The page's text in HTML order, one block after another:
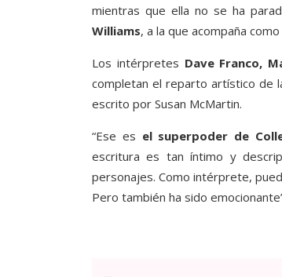
mientras que ella no se ha
Williams, a la que acompaña
Los intérpretes Dave Franco,
completan el reparto artístico de
escrito por Susan McMartin.
“Ese es el superpoder de
escritura es tan íntimo y
personajes. Como intérprete,
Pero también ha sido